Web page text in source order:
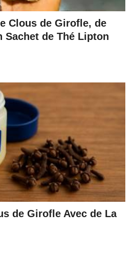
Clous de Girofle, de
Sachet de Thé Lipton
de Girofle Avec de La